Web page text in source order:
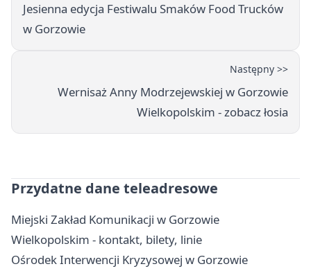
Jesienna edycja Festiwalu Smaków Food Trucków
w Gorzowie
Następny >>
Wernisaż Anny Modrzejewskiej w Gorzowie
Wielkopolskim - zobacz łosia
Przydatne dane teleadresowe
Miejski Zakład Komunikacji w Gorzowie
Wielkopolskim - kontakt, bilety, linie
Ośrodek Interwencji Kryzysowej w Gorzowie